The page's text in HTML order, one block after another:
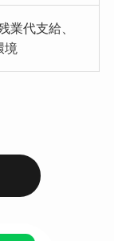
業代支給、
境